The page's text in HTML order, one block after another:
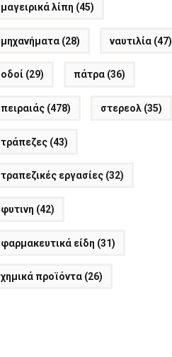
μαγειρικά λίπη (45)
μηχανήματα (28) ναυτιλία (47)
οδοί (29) πάτρα (36)
πειραιάς (478) στερεολ (35)
τράπεζες (43)
τραπεζικές εργασίες (32)
φυτινη (42)
φαρμακευτικά είδη (31)
χημικά προϊόντα (26)